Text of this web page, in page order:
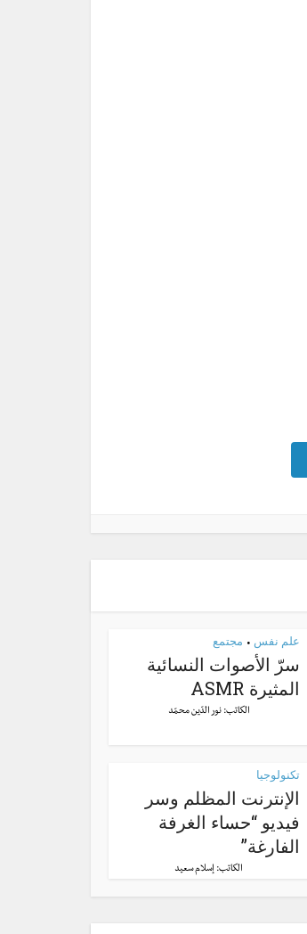
علم نفس • مجتمع
سرّ الأصوات النسائية
المثيرة ASMR
الكاتب:نور الدّين محمّد
تكنولوجيا
الإنترنت المظلم وسر
فيديو “حساء الغرفة
الفارغة”
الكاتب: إسلام سعيد